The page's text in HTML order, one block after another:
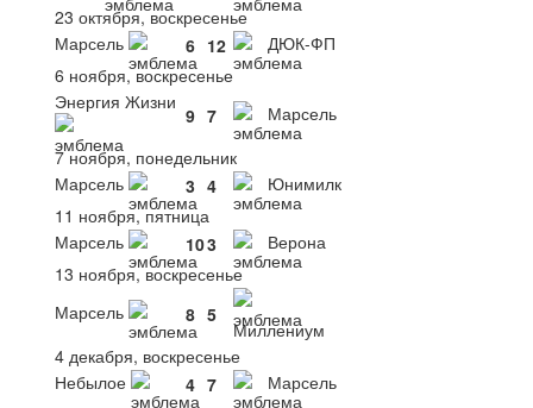
23 октября, воскресенье
Марсель
6 12
ДЮК-ФП
6 ноября, воскресенье
Энергия Жизни
9 7
Марсель
7 ноября, понедельник
Марсель
3 4
Юнимилк
11 ноября, пятница
Марсель
103
Верона
13 ноября, воскресенье
Марсель
8 5
Миллениум
4 декабря, воскресенье
Небылое
4 7
Марсель